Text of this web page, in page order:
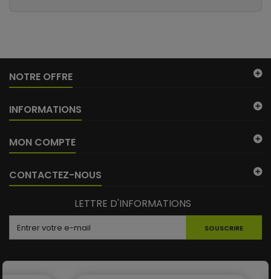
NOTRE OFFRE
INFORMATIONS
MON COMPTE
CONTACTEZ-NOUS
LETTRE D'INFORMATIONS
SOUSCRIRE